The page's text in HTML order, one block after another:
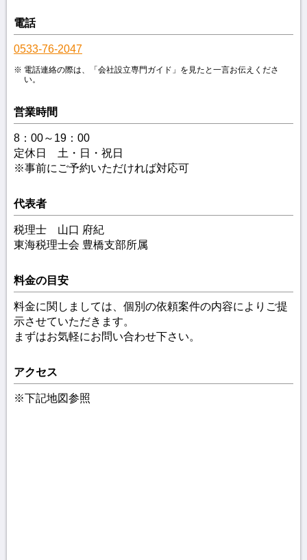
電話
0533-76-2047
電話連絡の際は、「会社設立専門ガイド」を見たと一言お伝えくださ
い。
営業時間
8：00～19：00
定休日 土・日・祝日
※事前にご予約いただければ対応可
代表者
税理士 山口 府紀
東海税理士会 豊橋支部所属
料金の目安
料金に関しましては、個別の依頼案件の内容によりご提
示させていただきます。
まずはお気軽にお問い合わせ下さい。
アクセス
※下記地図参照